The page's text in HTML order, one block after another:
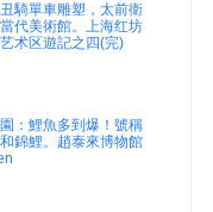
騎單車雕塑，太前衛
代美術館。上海红坊
术区遊記之四(完)
：鯉魚多到爆！號稱
錦鯉。趙泰來博物館